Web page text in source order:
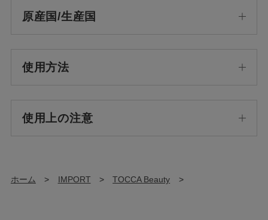
原産国/生産国
使用方法
使用上の注意
ホーム > IMPORT > TOCCA Beauty >